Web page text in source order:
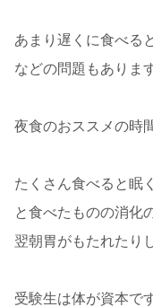
あまり遅くに食べる
などの問題もありま
夜食のおススメの時
たくさん食べると眠
と食べたものの消化
翌朝胃がもたれたり
受験生は体が資本で